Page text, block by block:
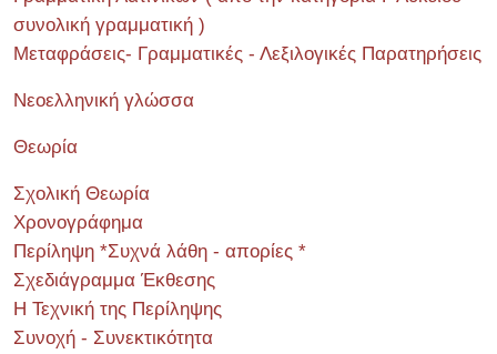
συνολική γραμματική )
Μεταφράσεις- Γραμματικές - Λεξιλογικές Παρατηρήσεις
Νεοελληνική γλώσσα
Θεωρία
Σχολική Θεωρία
Χρονογράφημα
Περίληψη *Συχνά λάθη - απορίες *
Σχεδιάγραμμα Έκθεσης
Η Τεχνική της Περίληψης
Συνοχή - Συνεκτικότητα